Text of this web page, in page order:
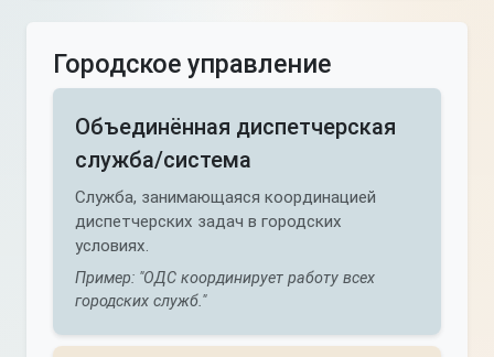
Городское управление
Объединённая диспетчерская
служба/система
Служба, занимающаяся координацией
диспетчерских задач в городских
условиях.
Пример: "ОДС координирует работу всех
городских служб."